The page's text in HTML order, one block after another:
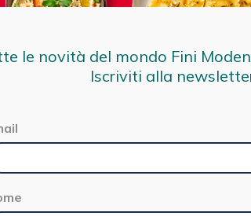
le novità del mondo Fini
Iscriviti alla